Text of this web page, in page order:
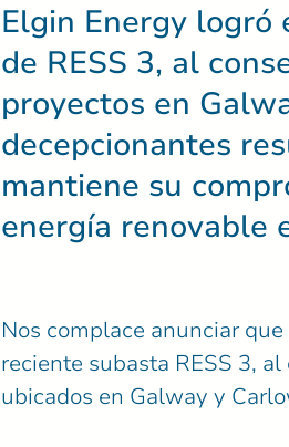
Elgin Energy logró
de RESS 3, al
proyectos en
decepcionantes
mantiene su
energía renovable
Nos complace anunciar
reciente subasta RESS 3,
ubicados en Galway y